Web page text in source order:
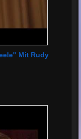
Mit Rudy